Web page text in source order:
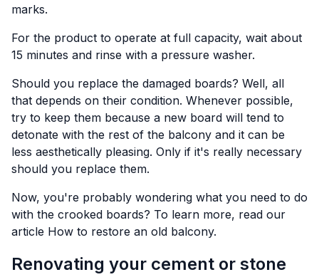
marks.
For the product to operate at full capacity, wait about
15 minutes and rinse with a pressure washer.
Should you replace the damaged boards? Well, all
that depends on their condition. Whenever possible,
try to keep them because a new board will tend to
detonate with the rest of the balcony and it can be
less aesthetically pleasing. Only if it's really necessary
should you replace them.
Now, you're probably wondering what you need to do
with the crooked boards? To learn more, read our
article How to restore an old balcony.
Renovating your cement or stone